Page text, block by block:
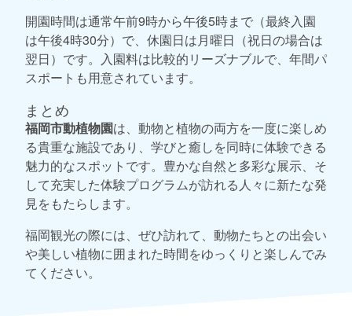
開園時間は通常午前9時から午後5時まで（最終入園
は午後4時30分）で、休園日は月曜日（祝日の場合は
翌日）です。入園料は比較的リーズナブルで、年間パ
スポートも用意されています。
まとめ
福岡市動植物園は、動物と植物の両方を一度に楽しめ
る貴重な施設であり、学びと癒しを同時に体験できる
魅力的なスポットです。豊かな自然と多彩な展示、そ
して充実した体験プログラムが訪れる人々に新たな発
見をもたらします。
福岡観光の際には、ぜひ訪れて、動物たちとの出会い
や美しい植物に囲まれた時間をゆっくりと楽しんでみ
てください。